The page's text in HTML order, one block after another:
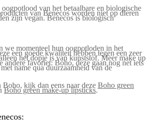
van het betaalbare en biologische
van Benecos worden niet op dieren
zijn vegan. Benecos is biologisch
we momenteel hun oogpotloden in het
een goede kwaliteit hebben tegen een zeer
het dopje is van kunststof. Meer make up
andere favoriet: Boho, deze gaan nog net iets
name qua duurzaamheid van de
kijk dan eens naar deze Boho green
Boho green make-up lipsticks.